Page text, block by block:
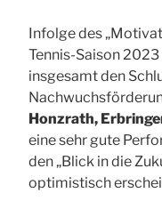
Infolge des
Tennis-Saison
insgesamt den
Honzrath,
eine sehr gute
den „Blick in die
optimistisch